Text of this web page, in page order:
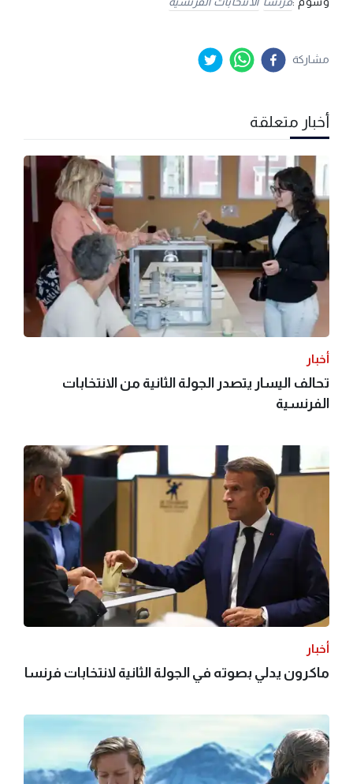
مشاركة
أخبار متعلقة
أخبار
تحالف اليسار يتصدر الجولة الثانية من الانتخابات
الفرنسية
أخبار
ماكرون يدلي بصوته في الجولة الثانية لانتخابات فرنسا